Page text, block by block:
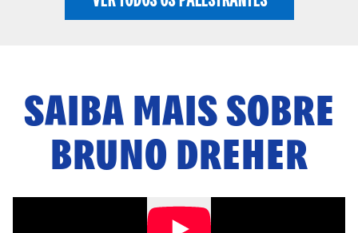
SAIBA MAIS SOBRE
BRUNO DREHER